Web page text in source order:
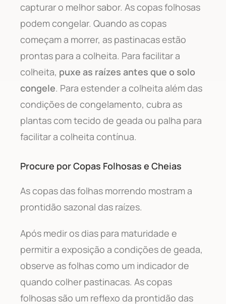
capturar o melhor sabor. As copas folhosas
podem congelar. Quando as copas
começam a morrer, as pastinacas estão
prontas para a colheita. Para facilitar a
colheita, puxe as raízes antes que o solo
congele. Para estender a colheita além das
condições de congelamento, cubra as
plantas com tecido de geada ou palha para
facilitar a colheita contínua.
Procure por Copas Folhosas e Cheias
As copas das folhas morrendo mostram a
prontidão sazonal das raízes.
Após medir os dias para maturidade e
permitir a exposição a condições de geada,
observe as folhas como um indicador de
quando colher pastinacas. As copas
folhosas são um reflexo da prontidão das